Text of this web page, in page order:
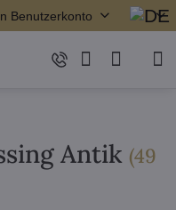
Benutzerkonto
Antik (49